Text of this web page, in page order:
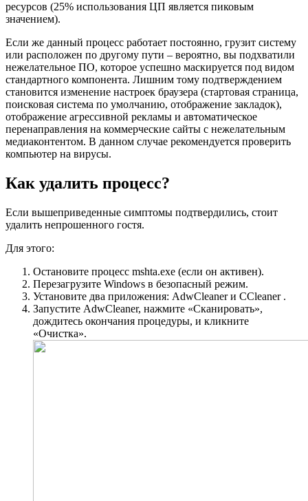
ресурсов (25% использования ЦП является пиковым
значением).
Если же данный процесс работает постоянно, грузит систему
или расположен по другому пути – вероятно, вы подхватили
нежелательное ПО, которое успешно маскируется под видом
стандартного компонента. Лишним тому подтверждением
становится изменение настроек браузера (стартовая страница,
поисковая система по умолчанию, отображение закладок),
отображение агрессивной рекламы и автоматическое
перенаправления на коммерческие сайты с нежелательным
медиаконтентом. В данном случае рекомендуется проверить
компьютер на вирусы.
Как удалить процесс?
Если вышеприведенные симптомы подтвердились, стоит
удалить непрошенного гостя.
Для этого:
Остановите процесс mshta.exe (если он активен).
Перезагрузите Windows в безопасный режим.
Установите два приложения: AdwCleaner и CCleaner .
Запустите AdwCleaner, нажмите «Сканировать»,
дождитесь окончания процедуры, и кликните
«Очистка».